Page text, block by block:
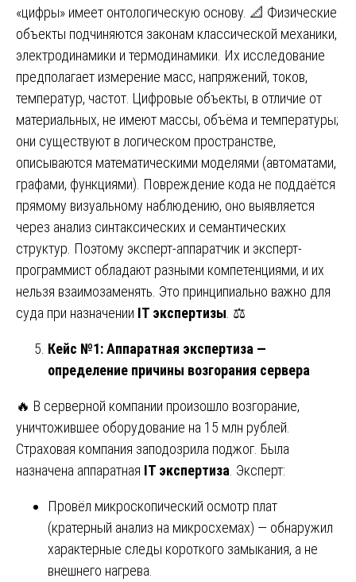
«цифры» имеет онтологическую основу. 📐 Физические
объекты подчиняются законам классической механики,
электродинамики и термодинамики. Их исследование
предполагает измерение масс, напряжений, токов,
температур, частот. Цифровые объекты, в отличие от
материальных, не имеют массы, объёма и температуры;
они существуют в логическом пространстве,
описываются математическими моделями (автоматами,
графами, функциями). Повреждение кода не поддаётся
прямому визуальному наблюдению, оно выявляется
через анализ синтаксических и семантических
структур. Поэтому эксперт-аппаратчик и эксперт-
программист обладают разными компетенциями, и их
нельзя взаимозаменять. Это принципиально важно для
суда при назначении IT экспертизы . ⚖️
Кейс №1: Аппаратная экспертиза —
определение причины возгорания сервера
🔥 В серверной компании произошло возгорание,
уничтожившее оборудование на 15 млн рублей.
Страховая компания заподозрила поджог. Была
назначена аппаратная IT экспертиза . Эксперт:
Провёл микроскопический осмотр плат
(кратерный анализ на микросхемах) — обнаружил
характерные следы короткого замыкания, а не
внешнего нагрева.